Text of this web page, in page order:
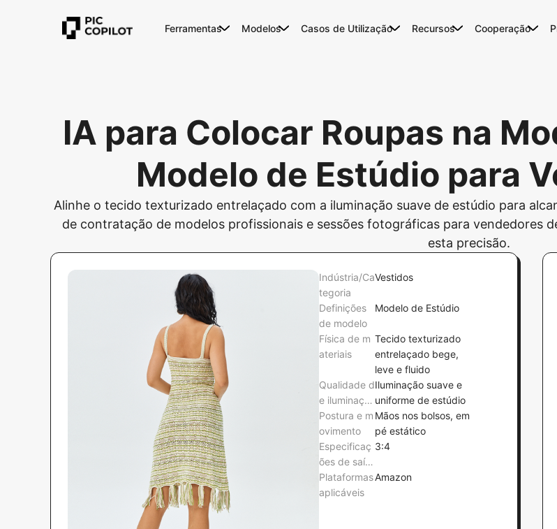
Ferramentas Modelos Casos de Utilização Recursos Cooperação
IA para Colocar Roupas na
Modelo de Estúdio para
Alinhe o tecido texturizado entrelaçado com a iluminação suave de estúdio para
de contratação de modelos profissionais e sessões fotográficas para vendedores
esta precisão.
Indústria/Ca
tegoria
Vestidos
Definições
de modelo
Modelo de Estúdio
Física de m
ateriais
Tecido texturizado
entrelaçado bege,
leve e fluido
Qualidade d
e iluminaçã
o
Iluminação suave e
uniforme de estúdio
Postura e m
ovimento
Mãos nos bolsos, em
pé estático
Especificaç
ões de saíd
a
3:4
Plataformas
aplicáveis
Amazon